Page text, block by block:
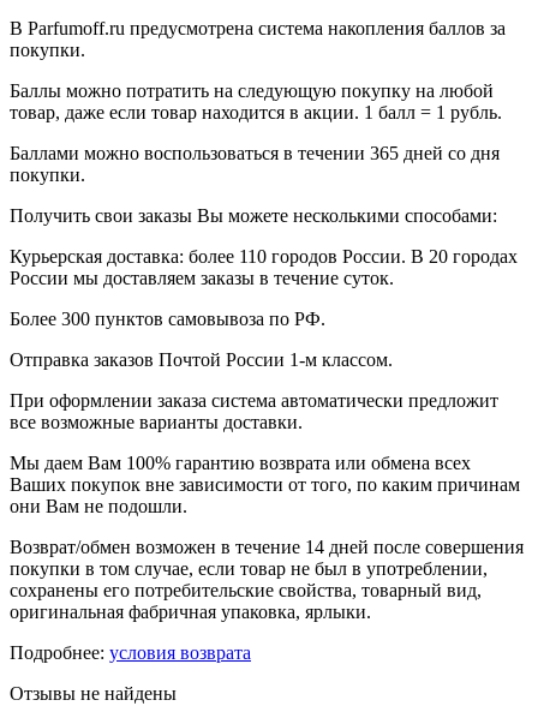
В Parfumoff.ru предусмотрена система накопления баллов за
покупки.
Баллы можно потратить на следующую покупку на любой
товар, даже если товар находится в акции. 1 балл = 1 рубль.
Баллами можно воспользоваться в течении 365 дней со дня
покупки.
Получить свои заказы Вы можете несколькими способами:
Курьерская доставка: более 110 городов России. В 20 городах
России мы доставляем заказы в течение суток.
Более 300 пунктов самовывоза по РФ.
Отправка заказов Почтой России 1-м классом.
При оформлении заказа система автоматически предложит
все возможные варианты доставки.
Мы даем Вам 100% гарантию возврата или обмена всех
Ваших покупок вне зависимости от того, по каким причинам
они Вам не подошли.
Возврат/обмен возможен в течение 14 дней после совершения
покупки в том случае, если товар не был в употреблении,
сохранены его потребительские свойства, товарный вид,
оригинальная фабричная упаковка, ярлыки.
Подробнее: условия возврата
Отзывы не найдены